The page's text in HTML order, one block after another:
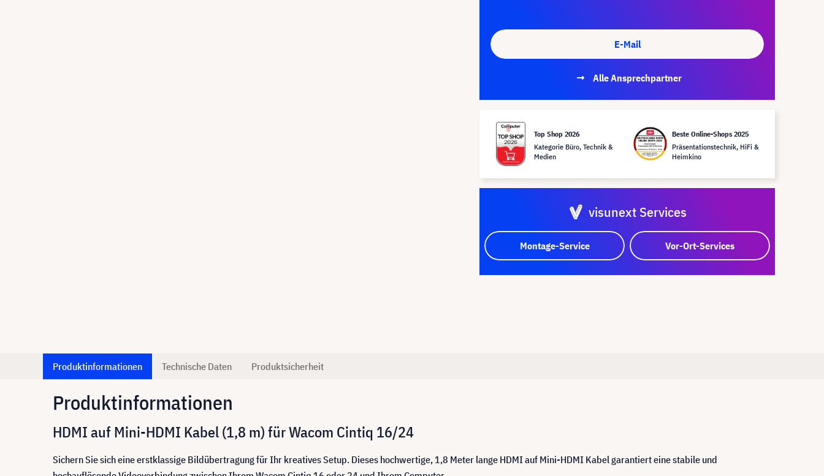
E-Mail
Alle Ansprechpartner
Top Shop 2026
Kategorie Büro, Technik &
Medien
Beste Online-Shops 2025
Präsentationstechnik, HiFi &
Heimkino
visunext Services
Montage-Service Vor-Ort-Services
Produktinformationen Technische Daten Produktsicherheit
Produktinformationen
HDMI auf Mini-HDMI Kabel (1,8 m) für Wacom Cintiq 16/24
Sichern Sie sich eine erstklassige Bildübertragung für Ihr kreatives Setup. Dieses hochwertige, 1,8 Meter lange HDMI auf Mini-HDMI Kabel garantiert eine stabile und